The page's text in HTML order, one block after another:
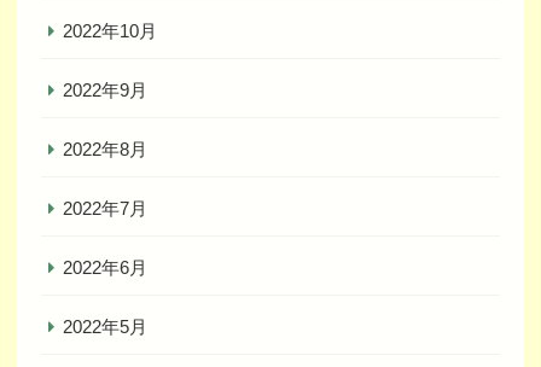
2022年10月
2022年9月
2022年8月
2022年7月
2022年6月
2022年5月